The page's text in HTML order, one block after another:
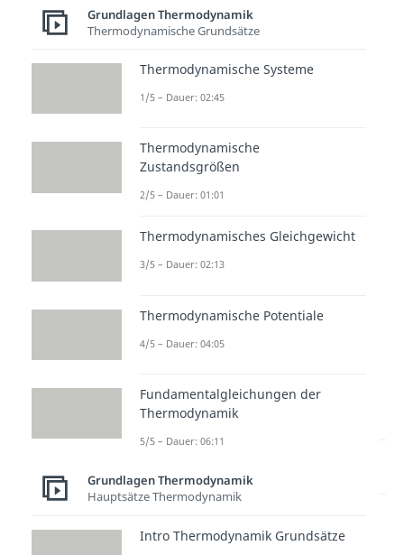
Beliebte Inhalte aus dem
BereichGrundlagen
mische
Dauer:
Entdecke hier deine Chancen.
Grundlagen Thermodynamik
Thermodynamische Grundsätze
Thermodynamische Systeme
1/5 – Dauer: 02:45
Thermodynamische
Zustandsgrößen
2/5 – Dauer: 01:01
Thermodynamisches Gleichgewicht
3/5 – Dauer: 02:13
Thermodynamische Potentiale
4/5 – Dauer: 04:05
Fundamentalgleichungen der
Thermodynamik
5/5 – Dauer: 06:11
Grundlagen Thermodynamik
Hauptsätze Thermodynamik
Intro Thermodynamik Grundsätze